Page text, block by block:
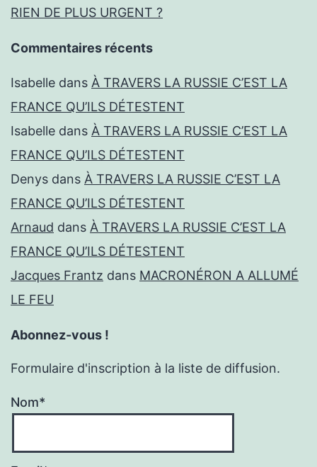
RIEN DE PLUS URGENT ?
Commentaires récents
Isabelle dans À TRAVERS LA RUSSIE C’EST LA
FRANCE QU’ILS DÉTESTENT
Isabelle dans À TRAVERS LA RUSSIE C’EST LA
FRANCE QU’ILS DÉTESTENT
Denys dans À TRAVERS LA RUSSIE C’EST LA
FRANCE QU’ILS DÉTESTENT
Arnaud dans À TRAVERS LA RUSSIE C’EST LA
FRANCE QU’ILS DÉTESTENT
Jacques Frantz dans MACRONÉRON A ALLUMÉ
LE FEU
Abonnez-vous !
Formulaire d'inscription à la liste de diffusion.
Nom*